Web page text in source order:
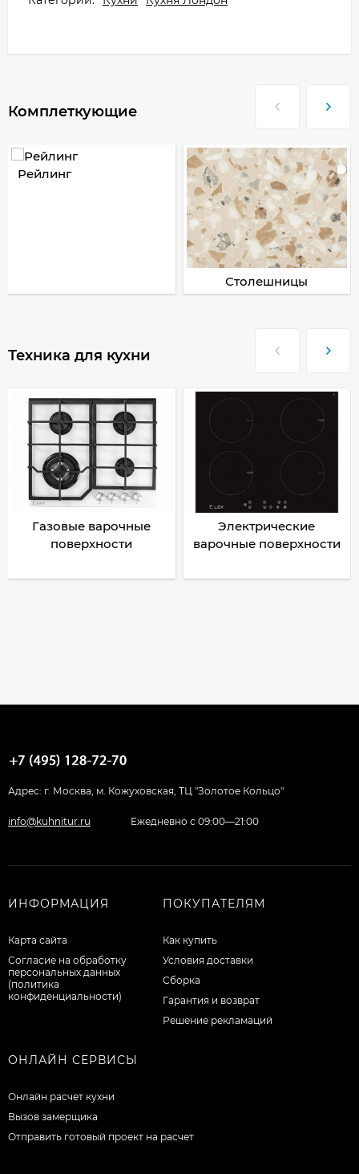
Комплеткующие
Рейлинг
Столешницы
Техника для кухни
Газовые варочные
поверхности
Электрические
варочные поверхности
Адрес: г. Москва, м. Кожуховская, ТЦ "Золотое Кольцо"
info@kuhnitur.ru Ежедневно с 09:00—21:00
ИНФОРМАЦИЯ
Карта сайта
Согласие на обработку
персональных данных
(политика
конфиденциальности)
ПОКУПАТЕЛЯМ
Как купить
Условия доставки
Сборка
Гарантия и возврат
Решение рекламаций
ОНЛАЙН СЕРВИСЫ
Онлайн расчет кухни
Вызов замерщика
Отправить готовый проект на расчет